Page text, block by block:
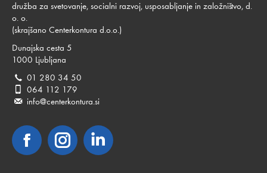
družba za svetovanje, socialni razvoj, usposabljanje in založništvo, d.
o. o.
(skrajšano Centerkontura d.o.o.)
Dunajska cesta 5
1000 Ljubljana
01 280 34 50
064 112 179
info@centerkontura.si
Facebook
InstagramLinkedin